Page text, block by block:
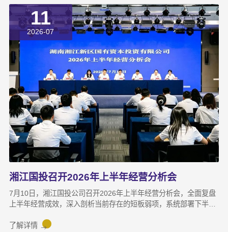
茂第一次走进安牧泉老厂区尽调时，印象最深的不是气派，而是
“挤”。产线布局非常小，设备排列极度紧凑，办公空间十分局促，
王茂回忆说：“当时厂区硬件条件，已难以匹配企业业务扩张需求。
11
2026-07
湘江国投召开2026年上半年经营分析会
7月10日，湘江国投公司召开2026年上半年经营分析会，全面复盘
上半年经营成效，深入剖析当前存在的短板弱项，系统部署下半年
年。湘江集团党委副书记宋邦到会指导，湘江国投公司董事长龚国
了解详情